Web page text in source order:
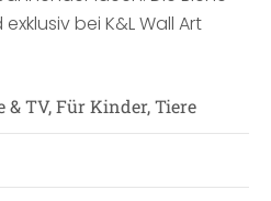
bei K&L Wall Art
& TV, Für Kinder, Tiere